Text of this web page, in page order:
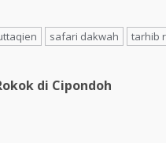
safari dakwah tarhib
di Cipondoh